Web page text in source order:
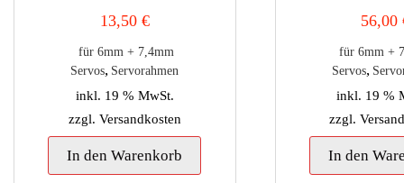
13,50 €
für 6mm + 7,4mm
Servos, Servorahmen
inkl. 19 % MwSt.
zzgl. Versandkosten
In den Warenkorb
56,00
für 6mm +
Servos,
inkl. 19 %
zzgl.
In den